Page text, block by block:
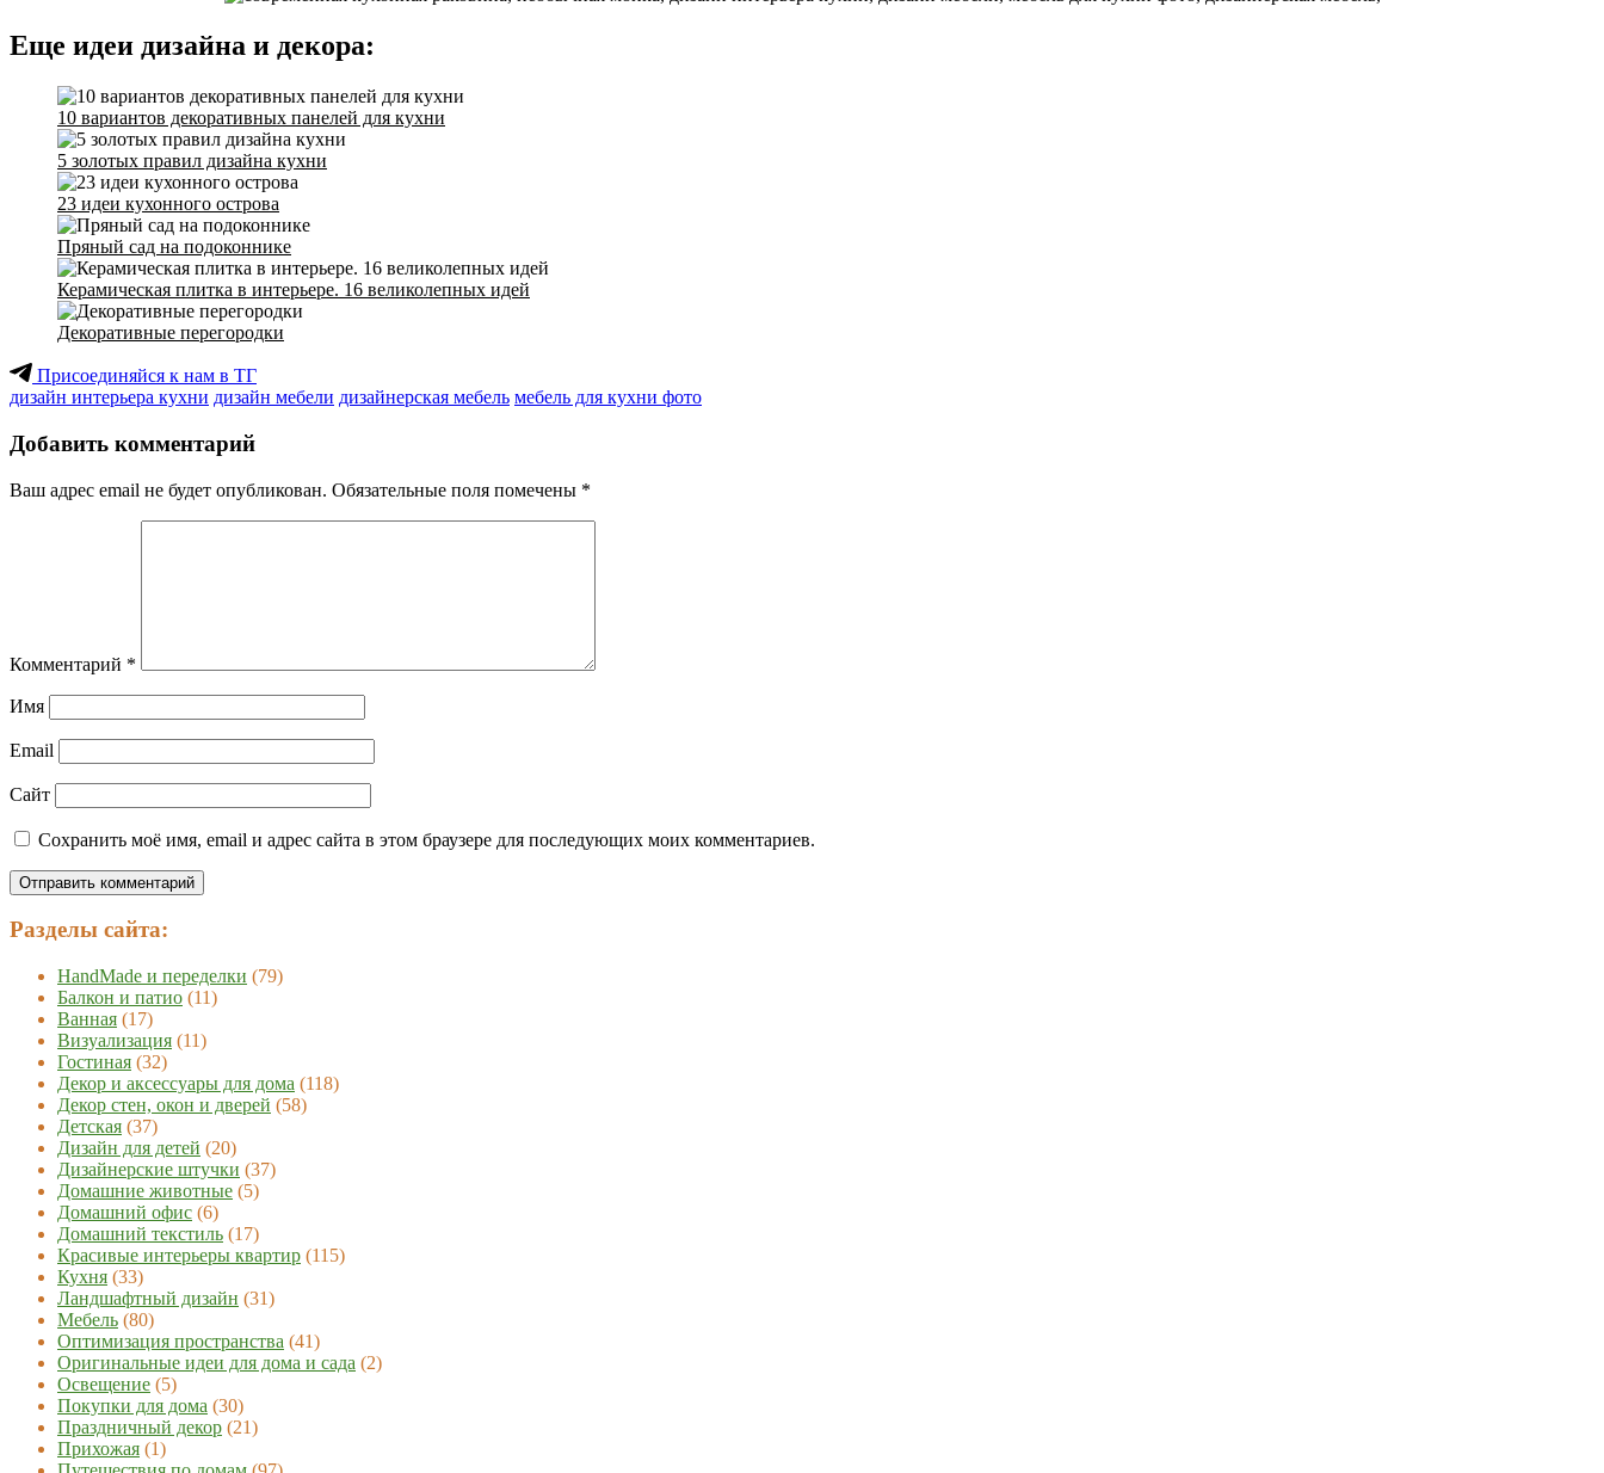
Еще идеи дизайна и декора:
10 вариантов декоративных панелей для кухни
5 золотых правил дизайна кухни
23 идеи кухонного острова
Пряный сад на подоконнике
Керамическая плитка в интерьере. 16 великолепных идей
Декоративные перегородки
Присоединяйся к нам в ТГ
дизайн интерьера кухни дизайн мебели дизайнерская мебель мебель для кухни фото
Добавить комментарий
Ваш адрес email не будет опубликован. Обязательные поля помечены *
Комментарий *
Имя
Email
Сайт
Сохранить моё имя, email и адрес сайта в этом браузере для последующих моих комментариев.
Разделы сайта:
HandMade и переделки (79)
Балкон и патио (11)
Ванная (17)
Визуализация (11)
Гостиная (32)
Декор и аксессуары для дома (118)
Декор стен, окон и дверей (58)
Детская (37)
Дизайн для детей (20)
Дизайнерские штучки (37)
Домашние животные (5)
Домашний офис (6)
Домашний текстиль (17)
Красивые интерьеры квартир (115)
Кухня (33)
Ландшафтный дизайн (31)
Мебель (80)
Оптимизация пространства (41)
Оригинальные идеи для дома и сада (2)
Освещение (5)
Покупки для дома (30)
Праздничный декор (21)
Прихожая (1)